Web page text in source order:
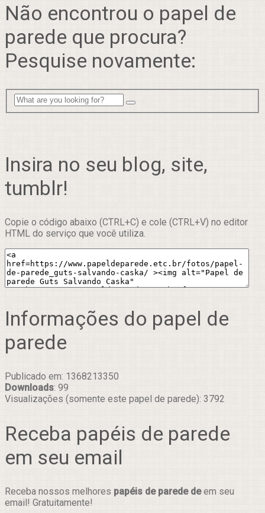
Não encontrou o papel de
parede que procura?
Pesquise novamente:
Insira no seu blog, site,
tumblr!
Copie o código abaixo (CTRL+C) e cole (CTRL+V) no editor
HTML do serviço que você utiliza.
Informações do papel de
parede
Publicado em: 1368213350
Downloads: 99
Visualizações (somente este papel de parede): 3792
Receba papéis de parede
em seu email
Receba nossos melhores papéis de parede deem seu
email! Gratuitamente!